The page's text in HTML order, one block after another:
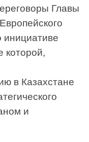
Главы
которой,
в Казахстане
и